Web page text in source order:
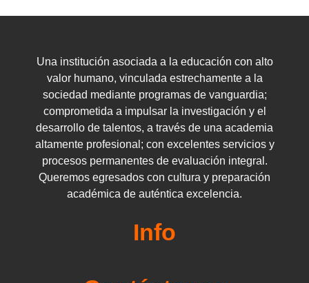
Una institución asociada a la educación con alto
valor humano, vinculada estrechamente a la
sociedad mediante programas de vanguardia;
comprometida a impulsar la investigación y el
desarrollo de talentos, a través de una academia
altamente profesional; con excelentes servicios y
procesos permanentes de evaluación integral.
Queremos egresados ​​con cultura y preparación
académica de auténtica excelencia.
Info